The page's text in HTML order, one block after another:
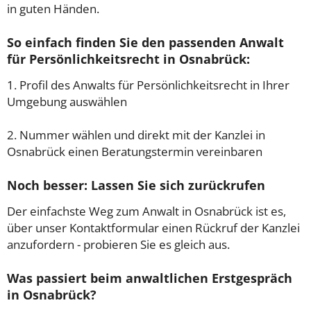
in guten Händen.
So einfach finden Sie den passenden Anwalt
für Persönlichkeitsrecht in Osnabrück:
1. Profil des Anwalts für Persönlichkeitsrecht in Ihrer
Umgebung auswählen
2. Nummer wählen und direkt mit der Kanzlei in
Osnabrück einen Beratungstermin vereinbaren
Noch besser: Lassen Sie sich zurückrufen
Der einfachste Weg zum Anwalt in Osnabrück ist es,
über unser Kontaktformular einen Rückruf der Kanzlei
anzufordern - probieren Sie es gleich aus.
Was passiert beim anwaltlichen Erstgespräch
in Osnabrück?